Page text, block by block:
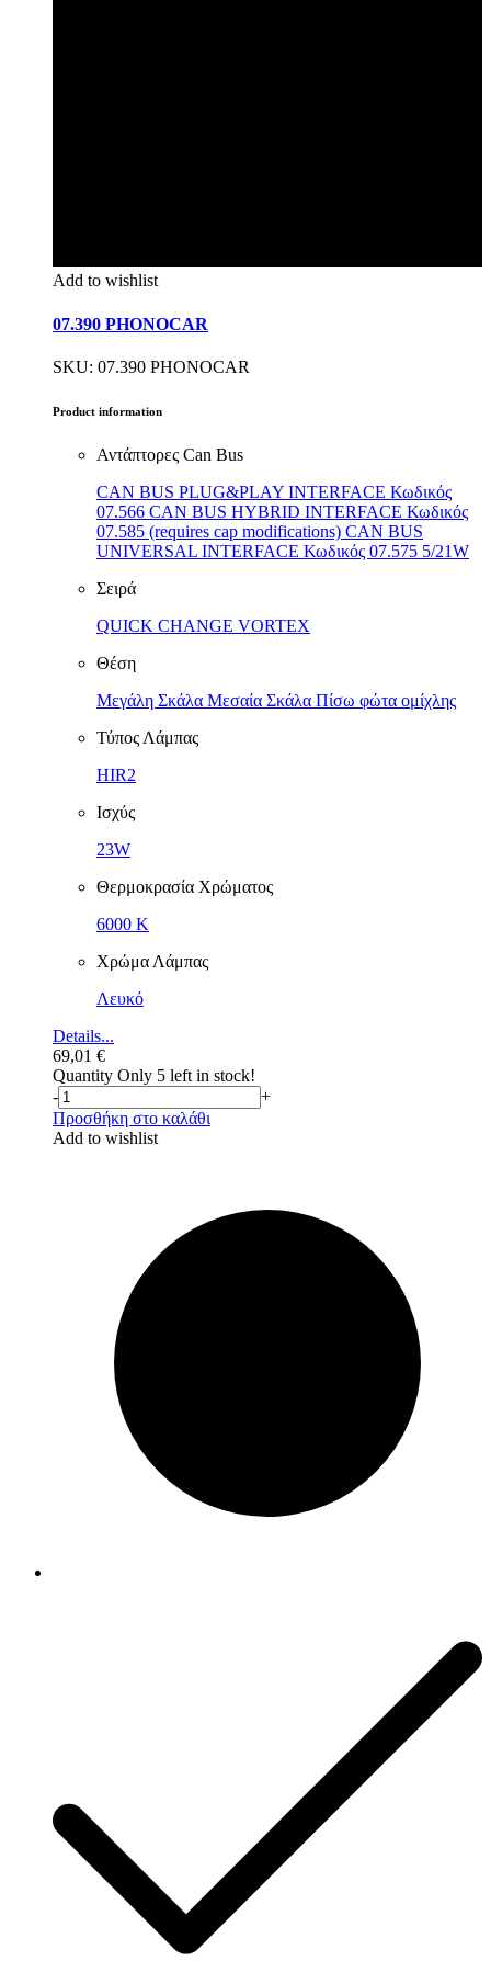
Add to wishlist
07.390 PHONOCAR
SKU: 07.390 PHONOCAR
Product information
Αντάπτορες Can Bus
CAN BUS PLUG&PLAY INTERFACE Κωδικός
07.566 CAN BUS HYBRID INTERFACE Κωδικός
07.585 (requires cap modifications) CAN BUS
UNIVERSAL INTERFACE Κωδικός 07.575 5/21W
Σειρά
QUICK CHANGE VORTEX
Θέση
Μεγάλη Σκάλα Μεσαία Σκάλα Πίσω φώτα ομίχλης
Τύπος Λάμπας
HIR2
Ισχύς
23W
Θερμοκρασία Χρώματος
6000 K
Χρώμα Λάμπας
Λευκό
Details...
69,01 €
Quantity Only 5 left in stock!
-
+
Προσθήκη στο καλάθι
Add to wishlist